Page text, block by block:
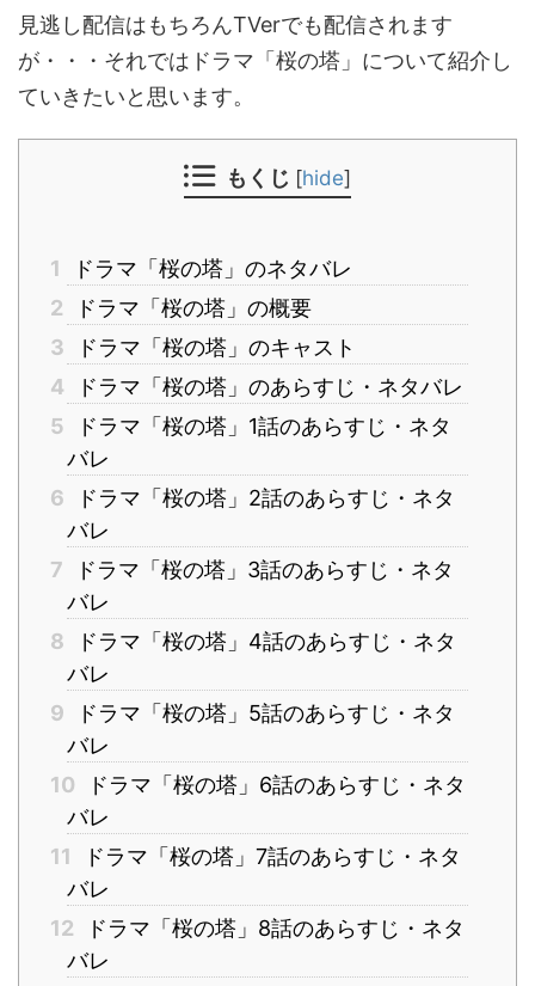
見逃し配信はもちろんTVerでも配信されます
が・・・それではドラマ「桜の塔」について紹介し
ていきたいと思います。
もくじ [hide]
1
ドラマ「桜の塔」のネタバレ
2
ドラマ「桜の塔」の概要
3
ドラマ「桜の塔」のキャスト
4
ドラマ「桜の塔」のあらすじ・ネタバレ
5
ドラマ「桜の塔」1話のあらすじ・ネタ
バレ
6
ドラマ「桜の塔」2話のあらすじ・ネタ
バレ
7
ドラマ「桜の塔」3話のあらすじ・ネタ
バレ
8
ドラマ「桜の塔」4話のあらすじ・ネタ
バレ
9
ドラマ「桜の塔」5話のあらすじ・ネタ
バレ
10
ドラマ「桜の塔」6話のあらすじ・ネタ
バレ
11
ドラマ「桜の塔」7話のあらすじ・ネタ
バレ
12
ドラマ「桜の塔」8話のあらすじ・ネタ
バレ